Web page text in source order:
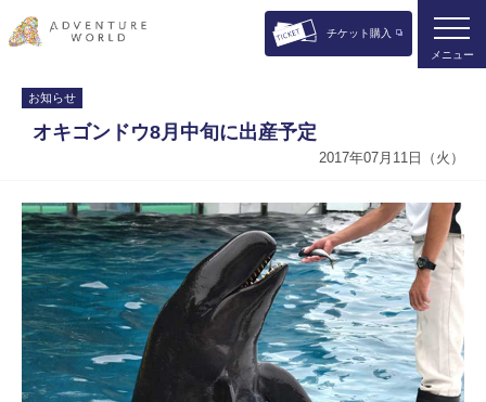
チケット購入
メニュー
お知らせ
オキゴンドウ8月中旬に出産予定
2017年07月11日（火）